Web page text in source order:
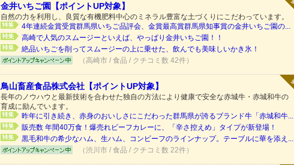
金井いちご園【ポイントUP対象】
自然の力を利用し、良質な有機肥料中心のミネラル豊富な土づくりにこだわっています。
4年連続金賞受賞群馬県いちご品評会、金賞最高賞群馬県知事賞の金井いちご園の...
高崎で人気のスムージーといえば、やっぱり金井いちご園！！
絶品いちごを削ってスムージーの上に乗せた、飲んでも美味しいかき氷！
（高崎市 / 食品 / クチコミ数 42件）
鳥山畜産食品株式会社【ポイントUP対象】
長年のノウハウと最新技術を合わせた独自の方法により健康で安全な赤城牛・赤城和牛の
育成に励んでいます。
昨年に引き続き、赤身のおいしさにこだわった群馬県が誇るブランド牛「赤城和牛...
販売数 年間40万食！爆売れビーフカレーに、「辛さ控えめ」タイプが新登場！
黒毛和牛の希少なハム、生ハム、コンビーフのラインナップ。テーブルに華を添え...
（渋川市 / 食品 / クチコミ数 22件）